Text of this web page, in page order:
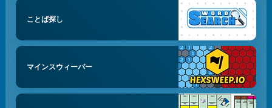
ことば探し
マインスウィーパー